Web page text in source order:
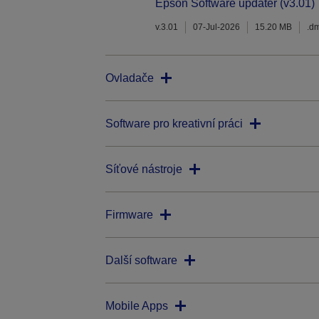
Epson Software updater (v3.01)
v.3.01 07-Jul-2026 15.20 MB
Ovladače
Software pro kreativní práci
Síťové nástroje
Firmware
Další software
Mobile Apps